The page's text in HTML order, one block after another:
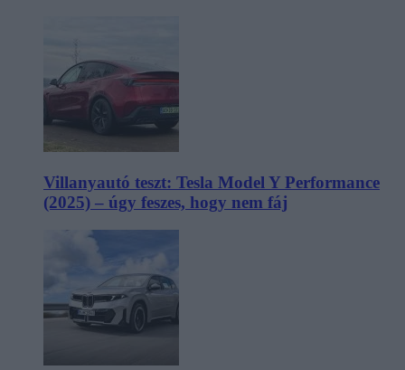
Villanyautó teszt: Tesla Model Y Performance
(2025) – úgy feszes, hogy nem fáj